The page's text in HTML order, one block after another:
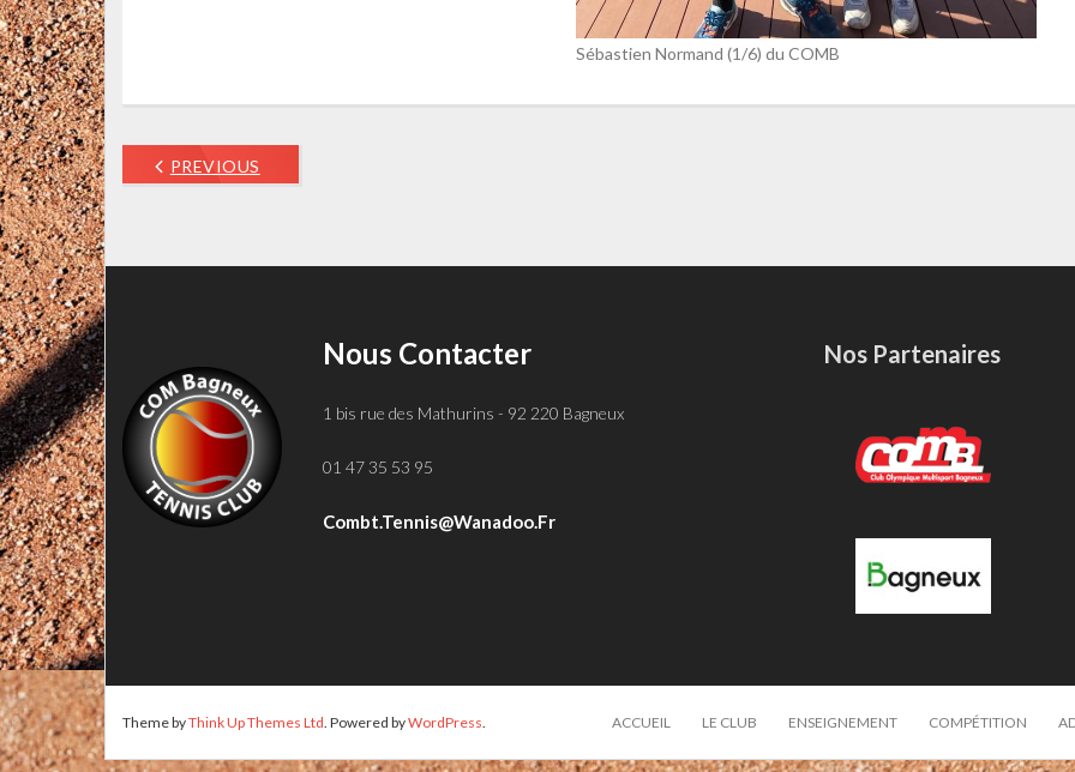
Sébastien Normand (1/6) du COMB
PREVIOUS
Nous Contacter
1 bis rue des Mathurins - 92 220 Bagneux
01 47 35 53 95
Combt.tennis@wanadoo.fr
Nos Partenaires
Theme byThink Up Themes Ltd. Powered byWordPress. ACCUEIL LE CLUB ENSEIGNEMENT COMPÉTITION